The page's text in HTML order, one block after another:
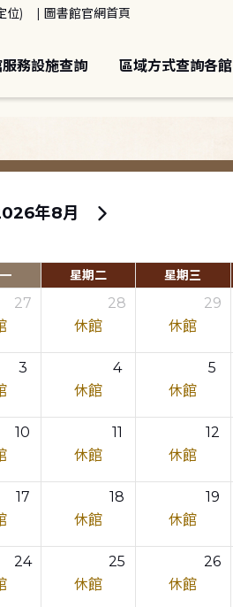
位) 圖書館官網首頁
務設施查詢 區域方式查詢各館
年8月
星期二 星期三
27
28
休館
29
休館
3
4
休館
5
休館
10
11
休館
12
休館
17
18
休館
19
休館
24
25
休館
26
休館